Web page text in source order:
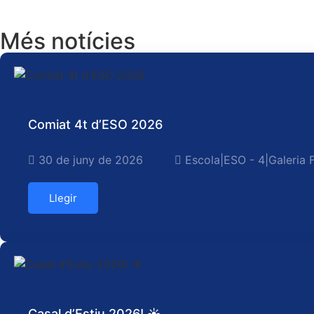
Més notícies
Comiat 4t d’ESO 2026
30 de juny de 2026 Escola ESO - 4 Galeria
Llegir